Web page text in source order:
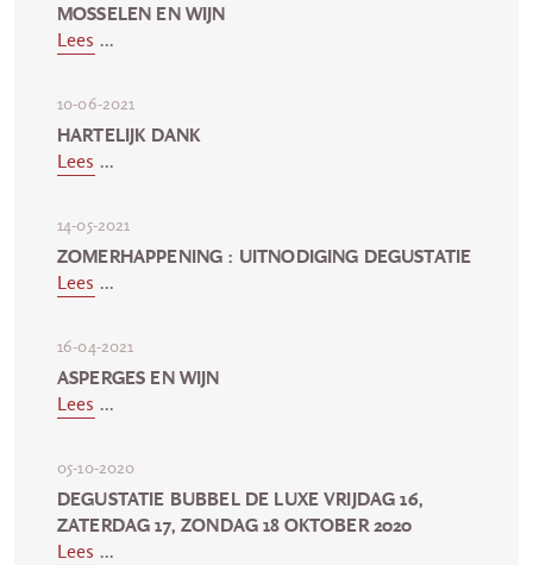
MOSSELEN EN WIJN
Lees ...
10-06-2021
HARTELIJK DANK
Lees ...
14-05-2021
ZOMERHAPPENING : UITNODIGING DEGUSTATIE
Lees ...
16-04-2021
ASPERGES EN WIJN
Lees ...
05-10-2020
DEGUSTATIE BUBBEL DE LUXE VRIJDAG 16,
ZATERDAG 17, ZONDAG 18 OKTOBER 2020
Lees ...